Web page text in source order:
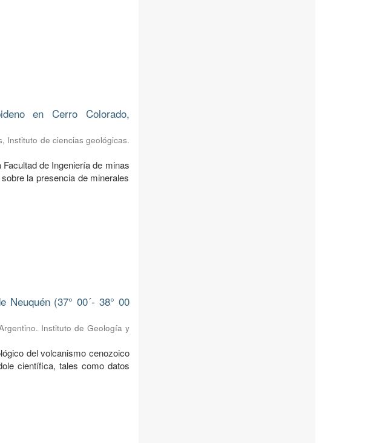
en Cerro Colorado,
Instituto de ciencias geológicas.
de Ingeniería de minas
la presencia de minerales
Neuquén (37° 00´- 38° 00
Instituto de Geología y
del volcanismo cenozoico
científica, tales como datos